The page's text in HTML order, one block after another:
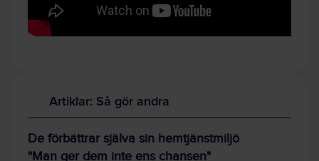
Artiklar: Så gör andra
De förbättrar själva sin hemtjänstmiljö
"Man ger dem inte ens chansen"